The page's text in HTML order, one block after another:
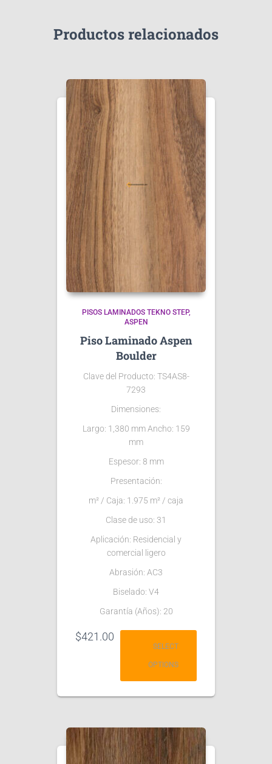
Productos relacionados
PISOS LAMINADOS TEKNO STEP
ASPEN
Piso Laminado Aspen
Boulder
Clave del Producto: TS4AS8-
7293
Dimensiones:
Largo: 1,380 mm Ancho: 159
mm
Espesor: 8 mm
Presentación:
m² / Caja: 1.975 m² / caja
Clase de uso: 31
Aplicación: Residencial y
comercial ligero
Abrasión: AC3
Biselado: V4
Garantía (Años): 20
$421.00
SELECT
OPTIONS